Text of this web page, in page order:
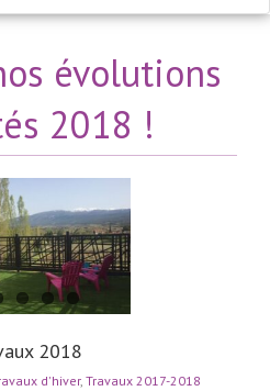
évolutions
2018 !
2018
d'hiver, Travaux 2017-2018